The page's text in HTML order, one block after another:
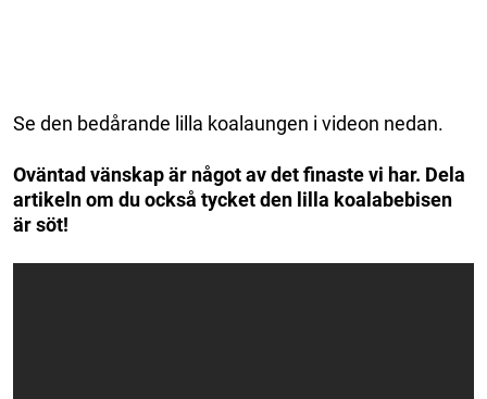
Se den bedårande lilla koalaungen i videon nedan.
Oväntad vänskap är något av det finaste vi har. Dela
artikeln om du också tycket den lilla koalabebisen
är söt!